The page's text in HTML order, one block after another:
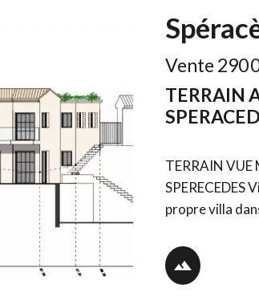
Vente 290
TERRAIN
TERRAIN VUE
SPERECEDES Villa
propre villa
toutes les